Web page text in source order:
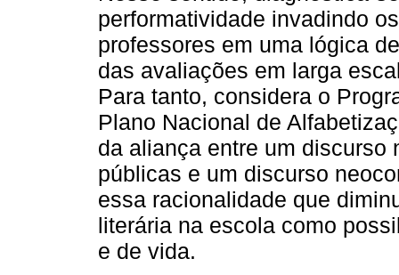
performatividade invadindo
professores em uma lógica
das avaliações em larga
Para tanto, considera o
Plano Nacional de
da aliança entre um discurso
públicas e um discurso
essa racionalidade que
literária na escola como
e de vida.